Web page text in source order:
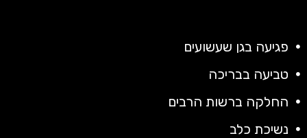
פגיעה בגן שעשועים
טביעה בבריכה
החלקה ברשות הרבים
נשיכת כלב